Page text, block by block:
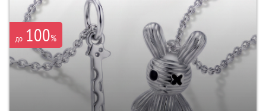
до 100%